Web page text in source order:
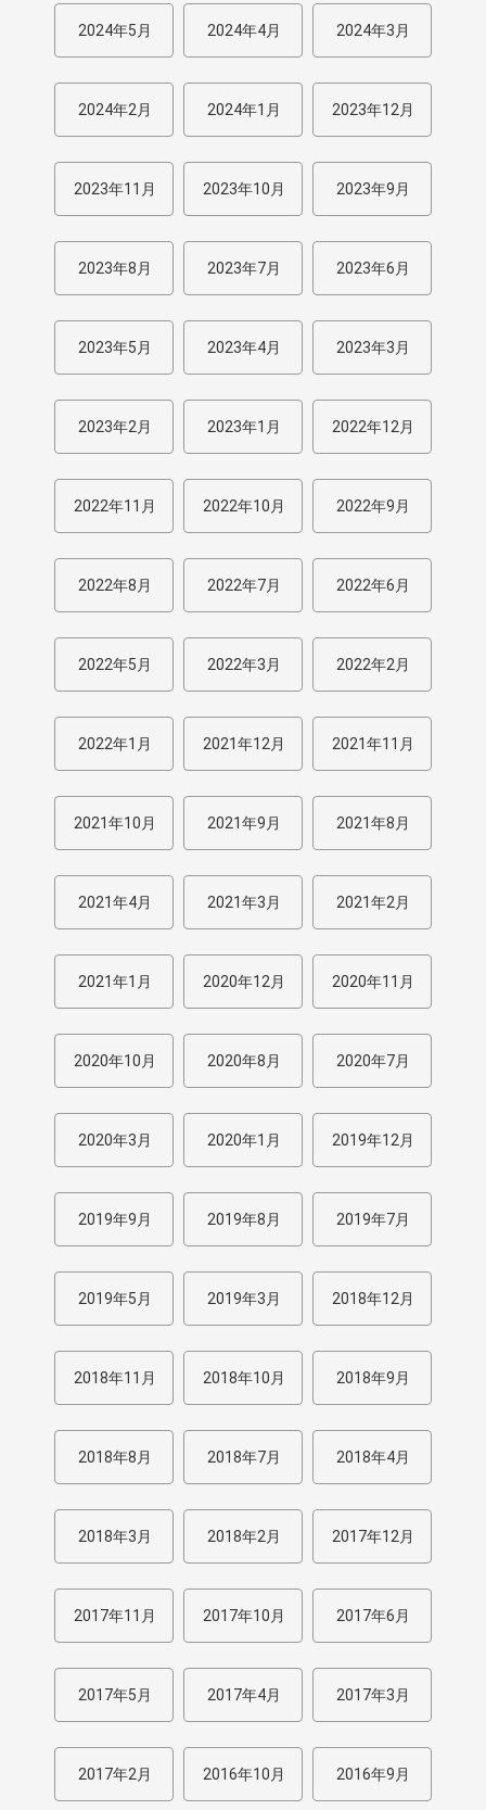
2024年5月 2024年4月 2024年3月
2024年2月 2024年1月 2023年12月
2023年11月 2023年10月 2023年9月
2023年8月 2023年7月 2023年6月
2023年5月 2023年4月 2023年3月
2023年2月 2023年1月 2022年12月
2022年11月 2022年10月 2022年9月
2022年8月 2022年7月 2022年6月
2022年5月 2022年3月 2022年2月
2022年1月 2021年12月 2021年11月
2021年10月 2021年9月 2021年8月
2021年4月 2021年3月 2021年2月
2021年1月 2020年12月 2020年11月
2020年10月 2020年8月 2020年7月
2020年3月 2020年1月 2019年12月
2019年9月 2019年8月 2019年7月
2019年5月 2019年3月 2018年12月
2018年11月 2018年10月 2018年9月
2018年8月 2018年7月 2018年4月
2018年3月 2018年2月 2017年12月
2017年11月 2017年10月 2017年6月
2017年5月 2017年4月 2017年3月
2017年2月 2016年10月 2016年9月